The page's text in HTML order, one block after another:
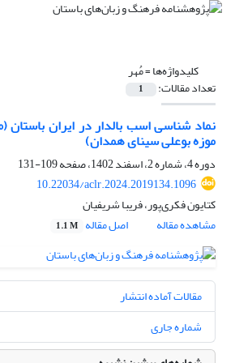
کلیدواژه‌ها =مُهر
تعداد مقالات: 1
نماد شناسی اسب بالدار در ایران باستان
موزه بوعلی سینای همدان)
دوره 4، شماره 2، اسفند 1402، صفحه
109-131
10.22034/aclr.2024.2019134.1096
کتایون فکری‌پور، فریبا شریفیان
مشاهده مقاله
اصل مقاله 1.1 M
مقالات آماده انتشار
شماره جاری